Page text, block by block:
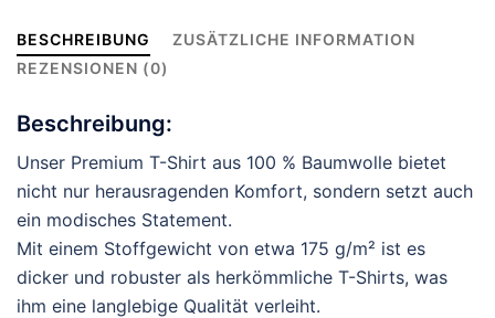
BESCHREIBUNG
ZUSÄTZLICHE INFORMATION
REZENSIONEN (0)
Beschreibung:
Unser Premium T-Shirt aus 100 % Baumwolle bietet
nicht nur herausragenden Komfort, sondern setzt auch
ein modisches Statement.
Mit einem Stoffgewicht von etwa 175 g/m² ist es
dicker und robuster als herkömmliche T-Shirts, was
ihm eine langlebige Qualität verleiht.